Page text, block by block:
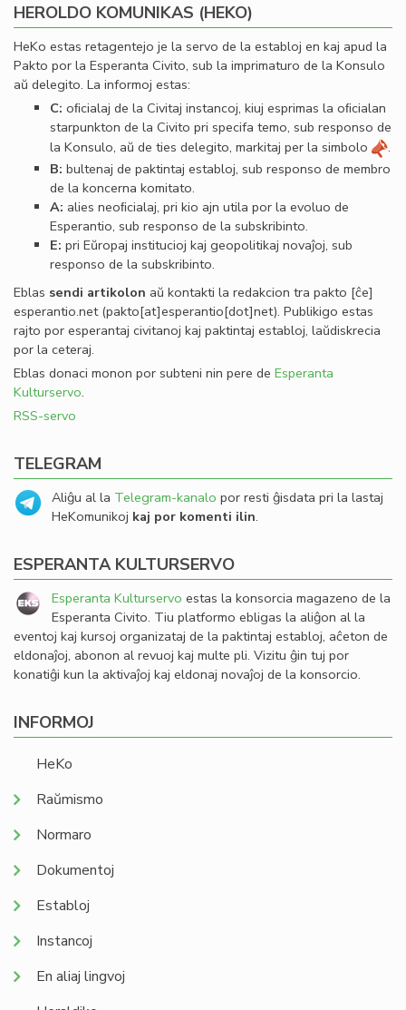
HEROLDO KOMUNIKAS (HEKO)
HeKo estas retagentejo je la servo de la establoj en kaj apud la
Pakto por la Esperanta Civito, sub la imprimaturo de la Konsulo
aŭ delegito. La informoj estas:
C: oﬁcialaj de la Civitaj instancoj, kiuj esprimas la oﬁcialan
starpunkton de la Civito pri specifa temo, sub responso de
la Konsulo, aŭ de ties delegito, markitaj per la simbolo
.
B: bultenaj de paktintaj establoj, sub responso de membro
de la koncerna komitato.
A: alies neoﬁcialaj, pri kio ajn utila por la evoluo de
Esperantio, sub responso de la subskribinto.
E: pri Eŭropaj institucioj kaj geopolitikaj novaĵoj, sub
responso de la subskribinto.
Eblas sendi artikolon aŭ kontakti la redakcion tra pakto [ĉe]
esperantio.net(pakto[at]esperantio[dot]net). Publikigo estas
rajto por esperantaj civitanoj kaj paktintaj establoj, laŭdiskrecia
por la ceteraj.
Eblas donaci monon por subteni nin pere de Esperanta
Kulturservo.
RSS-servo
TELEGRAM
Aliĝu al la Telegram-kanalo por resti ĝisdata pri la lastaj
HeKomunikoj kaj por komenti ilin.
ESPERANTA KULTURSERVO
Esperanta Kulturservo estas la konsorcia magazeno de la
Esperanta Civito. Tiu platformo ebligas la aliĝon al la
eventoj kaj kursoj organizataj de la paktintaj establoj, aĉeton de
eldonaĵoj, abonon al revuoj kaj multe pli. Vizitu ĝin tuj por
konatiĝi kun la aktivaĵoj kaj eldonaj novaĵoj de la konsorcio.
INFORMOJ
HeKo
Raŭmismo
Normaro
Dokumentoj
Establoj
Instancoj
En aliaj lingvoj